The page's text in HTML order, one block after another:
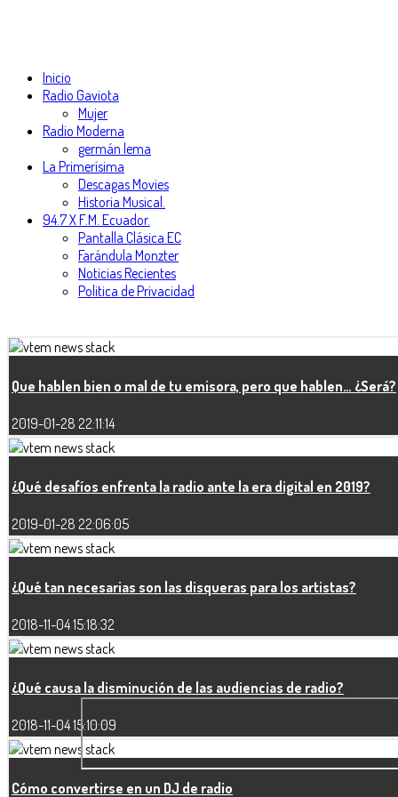
Inicio
Radio Gaviota
Mujer
Radio Moderna
germán lema
La Primerísima
Descagas Movies
Historia Musical.
94.7 X F.M. Ecuador.
Pantalla Clásica EC
Farándula Monzter
Noticias Recientes
Politica de Privacidad
Que hablen bien o mal de tu emisora, pero que hablen… ¿Será?
2019-01-28 22:11:14
¿Qué desafíos enfrenta la radio ante la era digital en 2019?
2019-01-28 22:06:05
¿Qué tan necesarias son las disqueras para los artistas?
2018-11-04 15:18:32
¿Qué causa la disminución de las audiencias de radio?
2018-11-04 15:10:09
Cómo convertirse en un DJ de radio